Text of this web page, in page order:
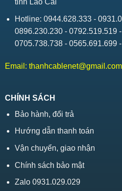
tỉnh Lào Cai
Hotline: 0944.628.333 -
0896.230.230 - 0792.519.519
0705.738.738 - 0565.691.699
Email: thanhcablenet@gmail.com
CHÍNH SÁCH
Bảo hành, đổi trả
Hướng dẫn thanh toán
Vận chuyển, giao nhận
Chính sách bảo mật
Zalo 0931.029.029